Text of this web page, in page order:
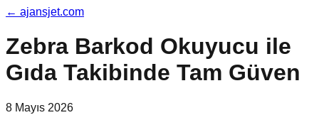
← ajansjet.com
Zebra Barkod Okuyucu ile
Gıda Takibinde Tam Güven
8 Mayıs 2026